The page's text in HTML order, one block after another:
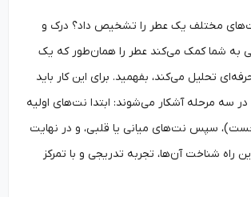
مختلف یک عطر را تشخیص داد؟ درک و
شما کمک می‌کند عطر را همان‌طور که یک
تحلیل می‌کند، بفهمید. برای این کار باید
مرحله آشکار می‌شوند: ابتدا نت‌های اولیه
سپس نت‌های میانی یا قلبی، و در نهایت
شناخت آن‌ها، تجربه تدریجی و با تمرکز